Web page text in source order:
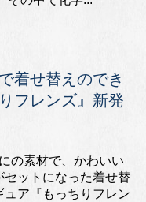
着せ替えのでき
フレンズ』新発
の素材で、かわいい
セットになった着せ替
ュア『もっちりフレン